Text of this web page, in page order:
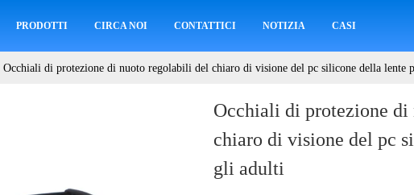
PRODOTTI CIRCA NOI CONTATTICI NOTIZIA CASI
Occhiali di protezione di nuoto regolabili del chiaro di visione del pc silicone della lente
Occhiali di protezione
chiaro di visione del pc
gli adulti